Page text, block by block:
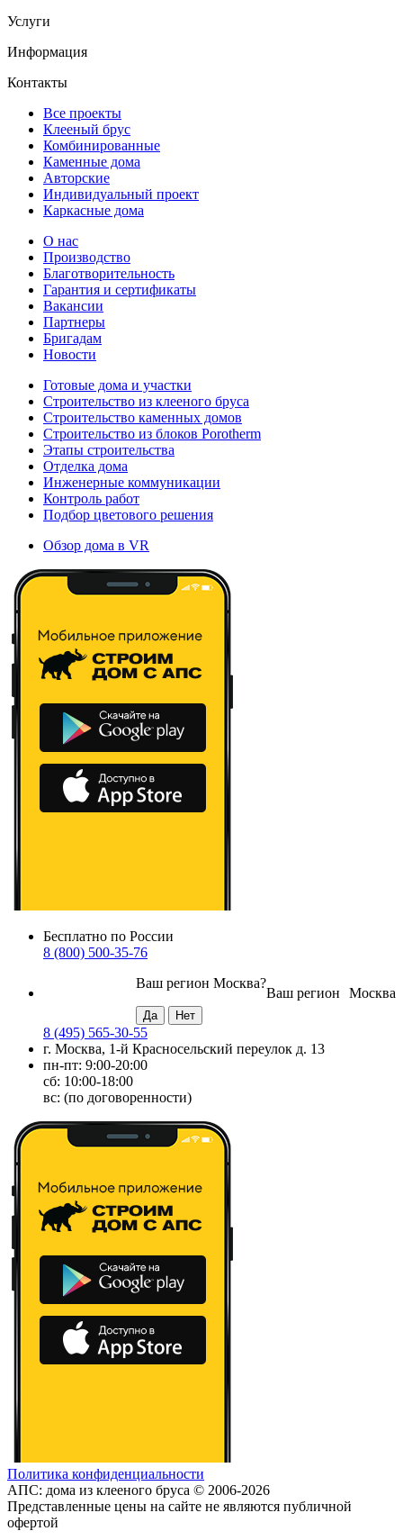
Услуги
Информация
Контакты
Все проекты
Клееный брус
Комбинированные
Каменные дома
Авторские
Индивидуальный проект
Каркасные дома
О нас
Производство
Благотворительность
Гарантия и сертификаты
Вакансии
Партнеры
Бригадам
Новости
Готовые дома и участки
Строительство из клееного бруса
Строительство каменных домов
Строительство из блоков Porotherm
Этапы строительства
Отделка дома
Инженерные коммуникации
Контроль работ
Подбор цветового решения
Обзор дома в VR
Бесплатно по России
8 (800) 500-35-76
Москва
Ваш регион
Ваш регион Москва?
8 (495) 565-30-55
г. Москва, 1-й Красносельский переулок д. 13
пн-пт: 9:00-20:00
сб: 10:00-18:00
вс: (по договоренности)
Политика конфиденциальности
АПС: дома из клееного бруса © 2006-2026
Представленные цены на сайте не являются публичной
офертой